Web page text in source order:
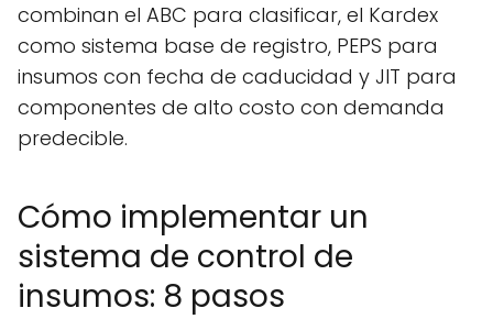
combinan el ABC para clasificar, el Kardex
como sistema base de registro, PEPS para
insumos con fecha de caducidad y JIT para
componentes de alto costo con demanda
predecible.
Cómo implementar un
sistema de control de
insumos: 8 pasos